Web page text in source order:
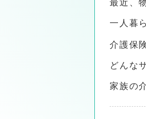
臨床の思考法｜現代思想とケ
日々の支援に光を戻す｜現代
ケアマネ記録編｜記録が支援
医療・介護を志すあなたへ｜
横浜市のケアマ
最近、
一人暮
介護保
どんな
家族の